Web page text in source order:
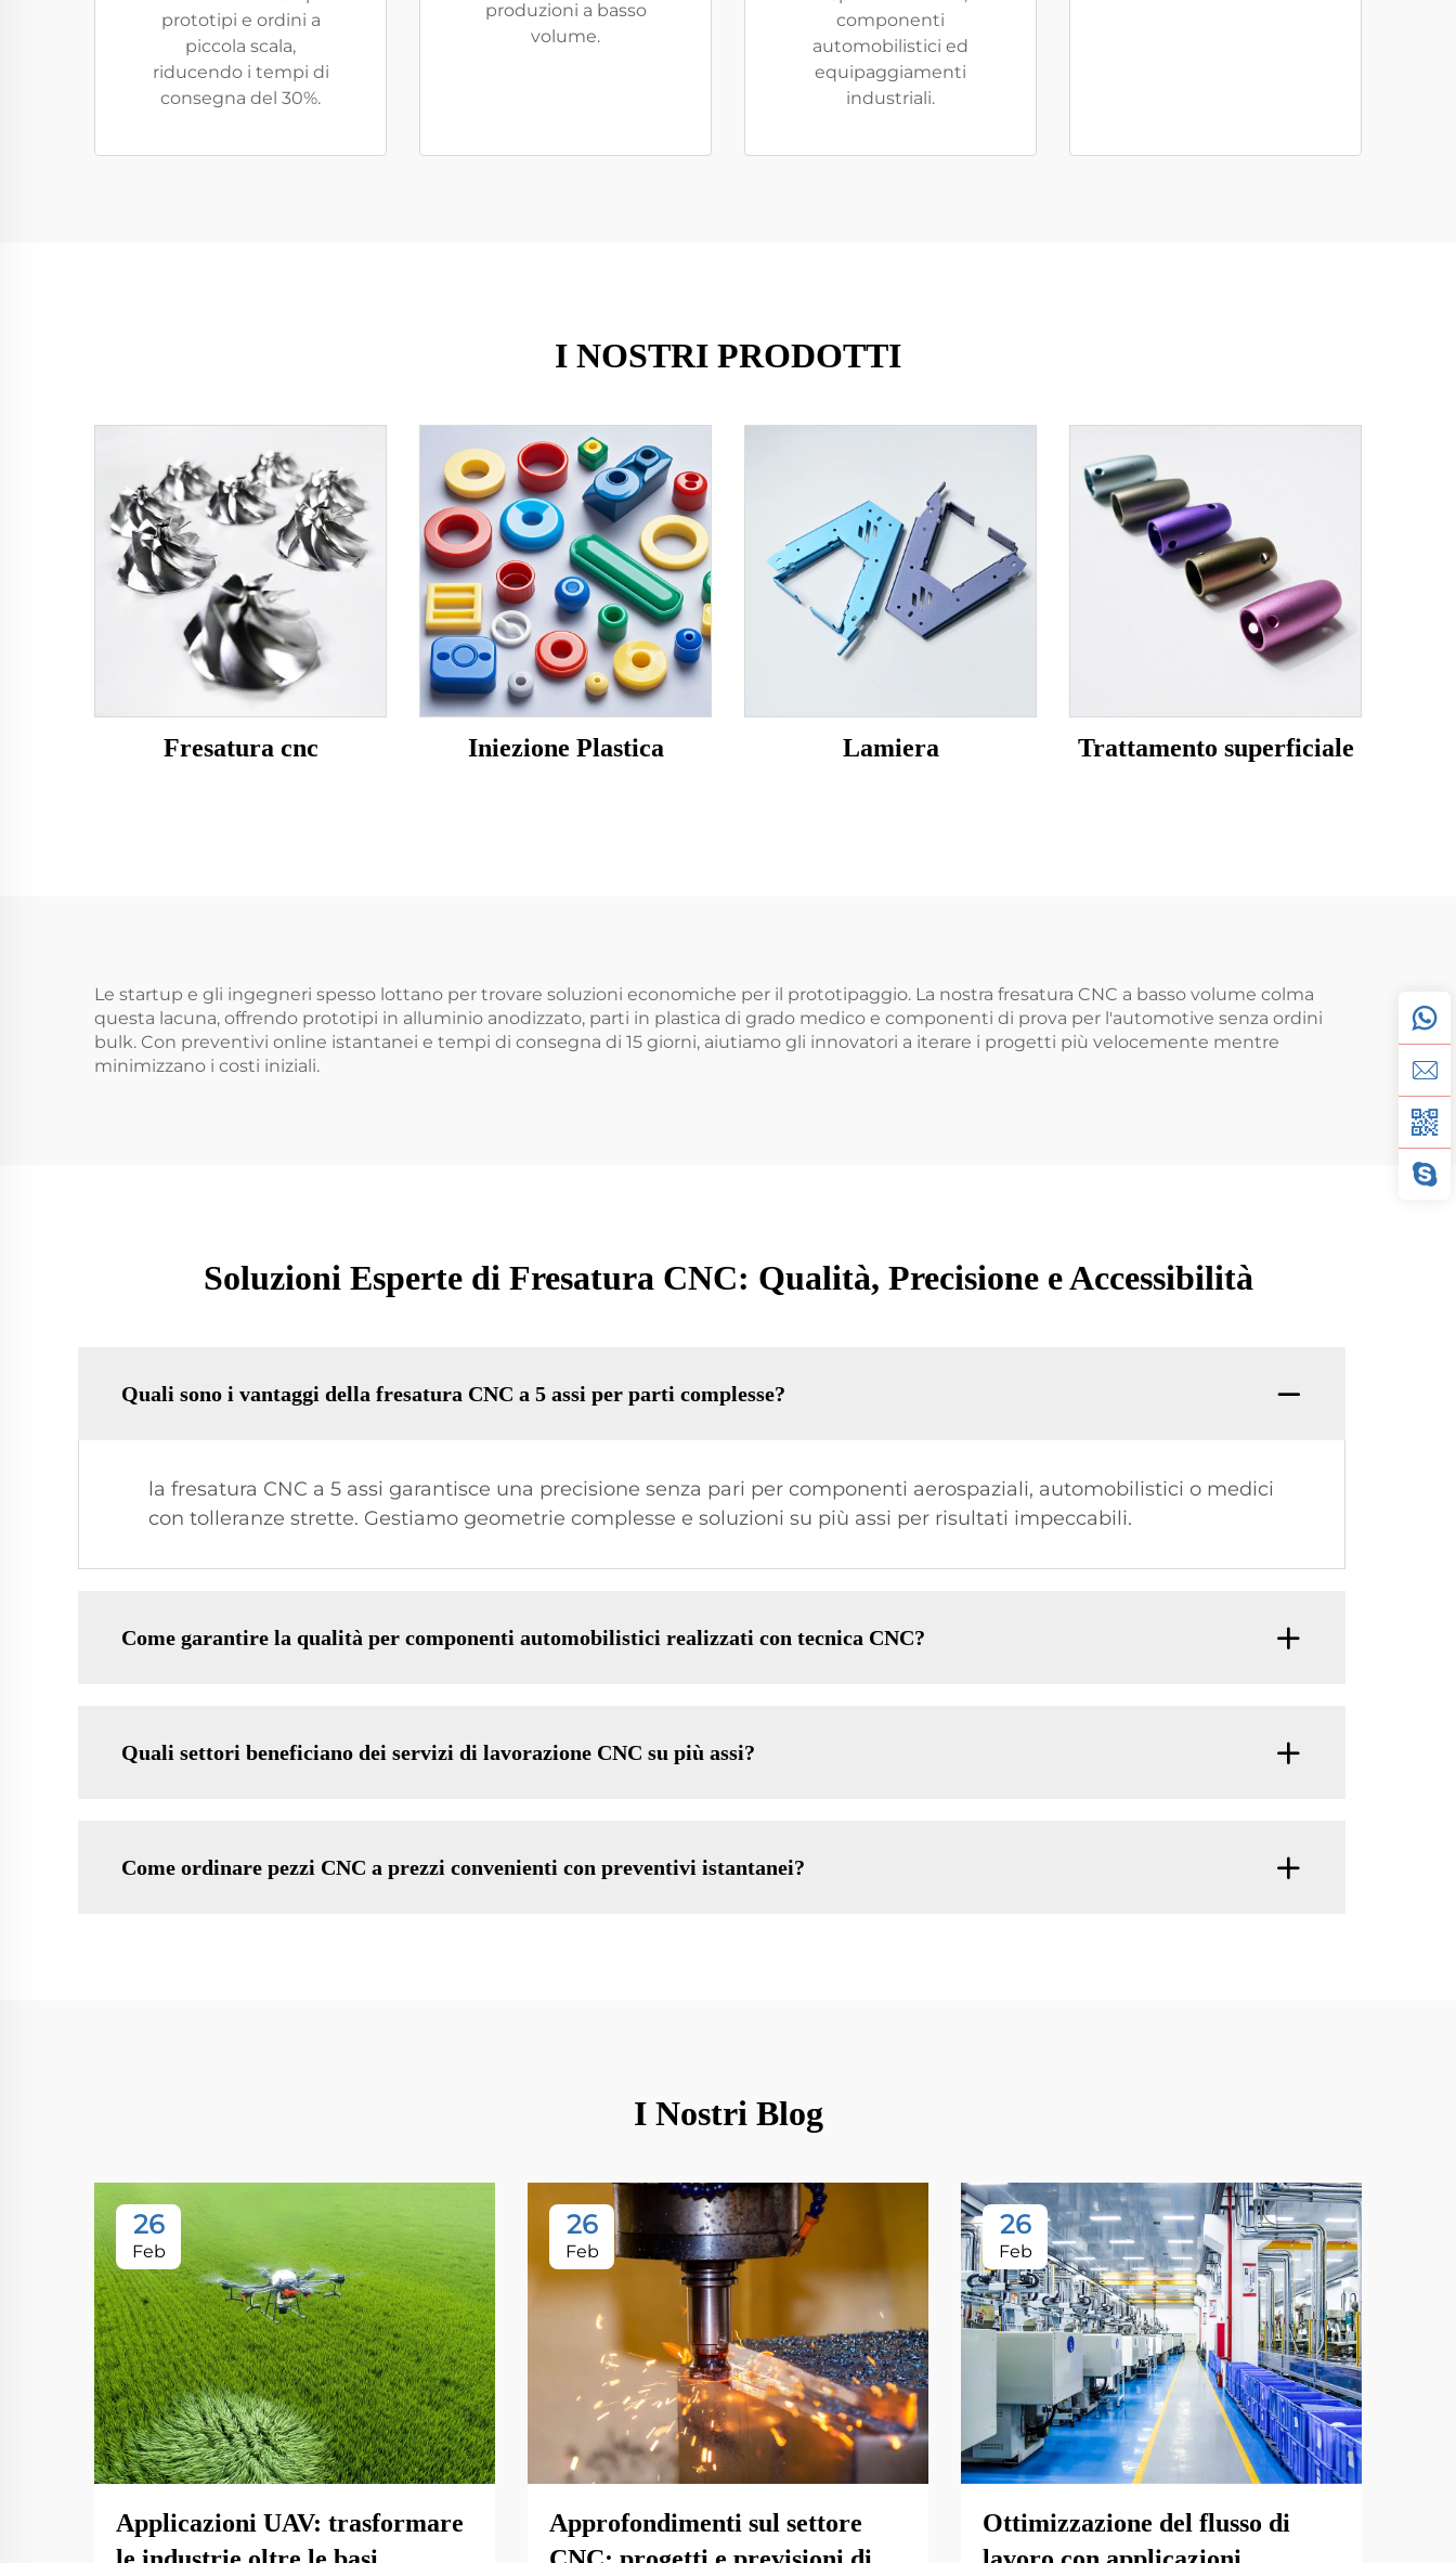
prototipi e ordini a
piccola scala,
riducendo i tempi di
consegna del 30%.
produzioni a basso
volume.
componenti
automobilistici ed
equipaggiamenti
industriali.
I NOSTRI PRODOTTI
Fresatura cnc Iniezione Plastica Lamiera Trattamento superficiale
Le startup e gli ingegneri spesso lottano per trovare soluzioni economiche per il prototipaggio. La nostra fresatura CNC a basso volume colma
questa lacuna, offrendo prototipi in alluminio anodizzato, parti in plastica di grado medico e componenti di prova per l'automotive senza ordini
bulk. Con preventivi online istantanei e tempi di consegna di 15 giorni, aiutiamo gli innovatori a iterare i progetti più velocemente mentre
minimizzano i costi iniziali.
Soluzioni Esperte di Fresatura CNC: Qualità, Precisione e Accessibilità
Quali sono i vantaggi della fresatura CNC a 5 assi per parti complesse?
la fresatura CNC a 5 assi garantisce una precisione senza pari per componenti aerospaziali, automobilistici o medici
con tolleranze strette. Gestiamo geometrie complesse e soluzioni su più assi per risultati impeccabili.
Come garantire la qualità per componenti automobilistici realizzati con tecnica CNC?
Quali settori beneficiano dei servizi di lavorazione CNC su più assi?
Come ordinare pezzi CNC a prezzi convenienti con preventivi istantanei?
I Nostri Blog
26
Feb
Applicazioni UAV: trasformare
26
Feb
Approfondimenti sul settore
26
Feb
Ottimizzazione del flusso di